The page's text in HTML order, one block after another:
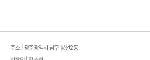
주소 | 광주광역시 남구 봉선2동